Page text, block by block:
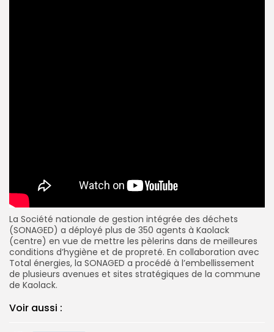
La Société nationale de gestion intégrée des déchets
(SONAGED) a déployé plus de 350 agents à Kaolack
(centre) en vue de mettre les pèlerins dans de meilleures
conditions d’hygiène et de propreté. En collaboration avec
Total énergies, la SONAGED a procédé à l’embellissement
de plusieurs avenues et sites stratégiques de la commune
de Kaolack.
Voir aussi :